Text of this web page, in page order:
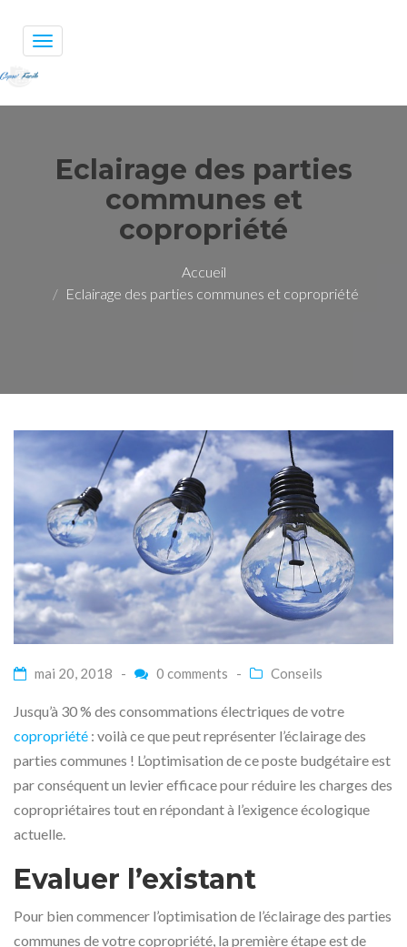
Toggle
navigation
Eclairage des parties
communes et
copropriété
Accueil
Eclairage des parties communes et copropriété
mai 20, 2018 - 0 comments - Conseils
Jusqu’à 30 % des consommations électriques de votre
copropriété : voilà ce que peut représenter l’éclairage des
parties communes ! L’optimisation de ce poste budgétaire est
par conséquent un levier efficace pour réduire les charges des
copropriétaires tout en répondant à l’exigence écologique
actuelle.
Evaluer l’existant
Pour bien commencer l’optimisation de l’éclairage des parties
communes de votre copropriété, la première étape est de